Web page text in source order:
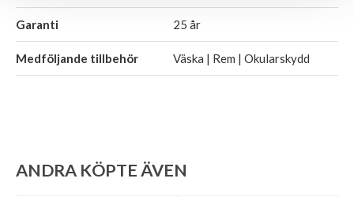
Garanti 25 år
Medföljande tillbehör Väska | Rem | Okularskydd
ANDRA KÖPTE ÄVEN